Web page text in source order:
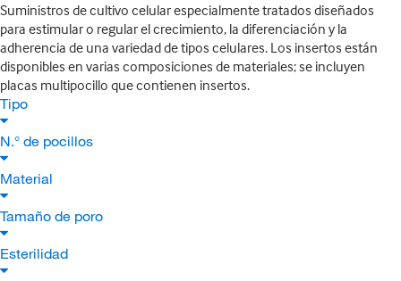
Suministros de cultivo celular especialmente tratados diseñados
para estimular o regular el crecimiento, la diferenciación y la
adherencia de una variedad de tipos celulares. Los insertos están
disponibles en varias composiciones de materiales; se incluyen
placas multipocillo que contienen insertos.
Tipo
N.° de pocillos
Material
Tamaño de poro
Esterilidad